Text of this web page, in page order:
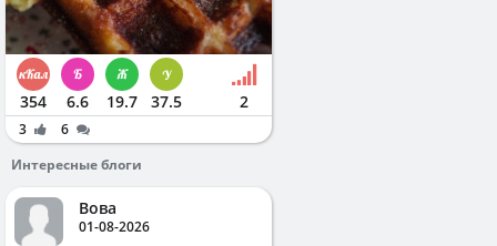
354 6.6 19.7 37.5 2
3
6
Интересные блоги
Вова
01-08-2026